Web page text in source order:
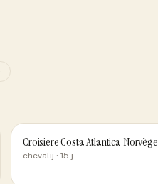
Croisiere Costa Atlantica Norvège
chevalij · 15 j